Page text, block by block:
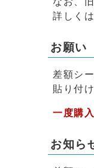
詳しく
お願い
差額シ
貼り付
一度購
お知ら